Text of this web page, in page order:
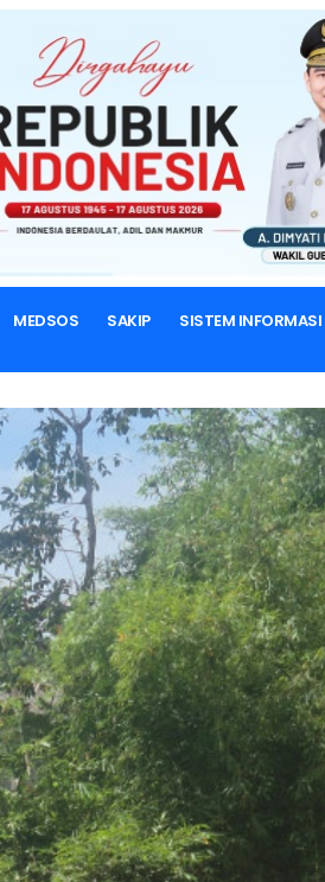
MEDSOS SAKIP SISTEM INFORMASI
Berita
BERANDA BERITA & ARTIKEL